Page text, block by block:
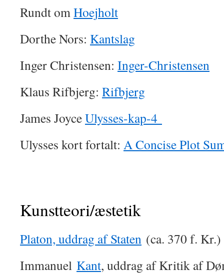
Rundt omHoejholt
Dorthe Nors: Kantslag
Inger Christensen: Inger-Christensen
Klaus Rifbjerg: Rifbjerg
James JoyceUlysses-kap-4
Ulysses kort fortalt: A Concise Plot
Kunstteori/æstetik
Platon, uddrag af Staten (ca. 370 f. Kr.)
Immanuel Kant, uddrag af Kritik af